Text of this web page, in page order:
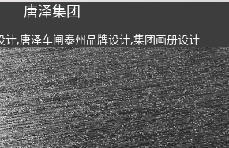
唐泽集团
,唐泽车闸泰州品牌设计,集团画册设计